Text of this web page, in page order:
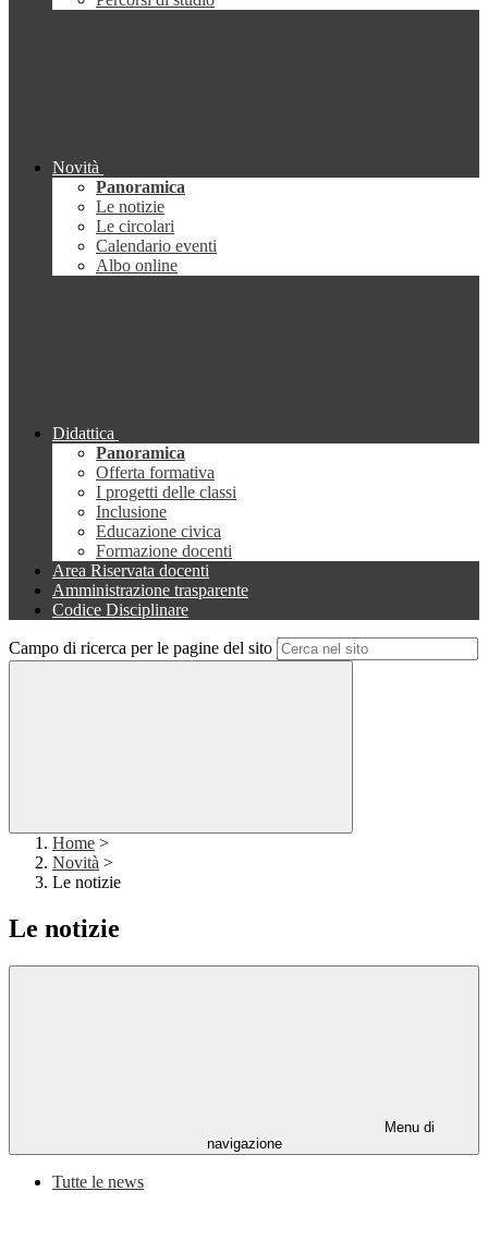
Novità
Panoramica
Le notizie
Le circolari
Calendario eventi
Albo online
Didattica
Panoramica
Offerta formativa
I progetti delle classi
Inclusione
Educazione civica
Formazione docenti
Area Riservata docenti
Amministrazione trasparente
Codice Disciplinare
Campo di ricerca per le pagine del sito
Home >
Novità >
Le notizie
Le notizie
Menu di
navigazione
Tutte le news